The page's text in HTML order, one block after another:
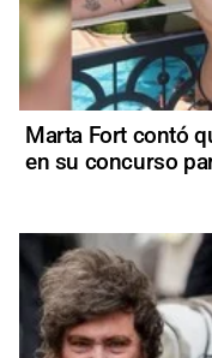
Marta Fort contó
en su concurso